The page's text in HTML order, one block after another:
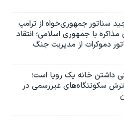
سناتور جمهوری‌خواه از ترامپ
مذاکره با جمهوری اسلامی؛ انتقاد
دموکرات از مدیریت جنگ
داشتن خانه یک رویا است؛
سکونتگاه‌های غیررسمی در